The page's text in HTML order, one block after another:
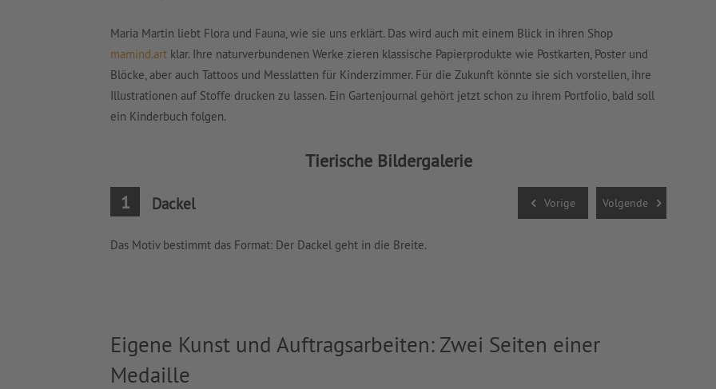
Maria Martin liebt Flora und Fauna, wie sie uns erklärt. Das wird auch mit einem Blick in ihren Shop
mamind.art klar. Ihre naturverbundenen Werke zieren klassische Papierprodukte wie Postkarten, Poster und
Blöcke, aber auch Tattoos und Messlatten für Kinderzimmer. Für die Zukunft könnte sie sich vorstellen, ihre
Illustrationen auf Stoffe drucken zu lassen. Ein Gartenjournal gehört jetzt schon zu ihrem Portfolio, bald soll
ein Kinderbuch folgen.
Tierische Bildergalerie
Vorige Volgende
1 Dackel
Das Motiv bestimmt das Format: Der Dackel geht in die Breite.
Eigene Kunst und Auftragsarbeiten: Zwei Seiten einer
Medaille